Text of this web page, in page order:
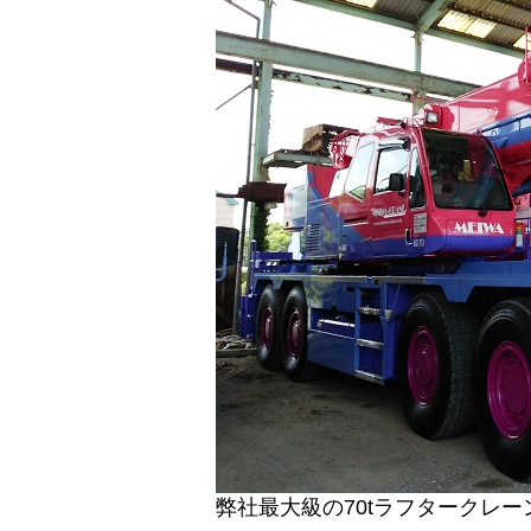
弊社最大級の70tラフタークレー